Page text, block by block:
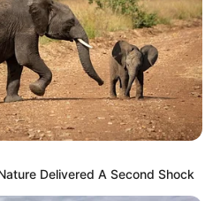
Delivered A Second Shock